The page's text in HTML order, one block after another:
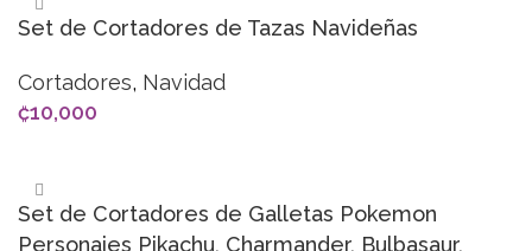
Set de Cortadores de Tazas Navideñas
Cortadores, Navidad
₡10,000
Set de Cortadores de Galletas Pokemon
Personajes Pikachu, Charmander, Bulbasaur,